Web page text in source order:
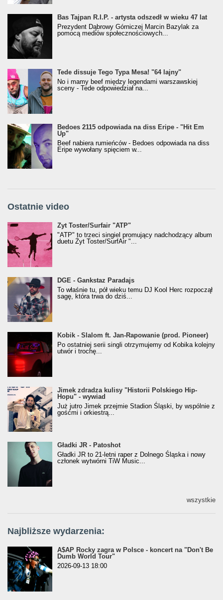
Bas Tajpan R.I.P. - artysta odszedł w wieku 47 lat
Prezydent Dąbrowy Górniczej Marcin Bazylak za
pomocą mediów społecznościowych...
Tede dissuje Tego Typa Mesa! "64 lajny"
No i mamy beef między legendami warszawskiej
sceny - Tede odpowiedział na...
Bedoes 2115 odpowiada na diss Eripe - "Hit Em
Up"
Beef nabiera rumieńców - Bedoes odpowiada na diss
Eripe wywołany spięciem w...
Ostatnie video
Żyt Toster/SurfAir - ATP VIDEO
Żyt Toster/Surfair "ATP"
"ATP" to trzeci singiel promujący nadchodzący album
duetu Żyt Toster/SurfAir "...
donGURALesko z nagrodą za
Klasyczny/Trueschoolowy Album Roku
(Popkillery 2023)
DGE - Gankstaz Paradajs
To właśnie tu, pół wieku temu DJ Kool Herc rozpoczął
sagę, która trwa do dziś...
Kobik - Slalom ft. Jan-Rapowanie (prod. Pioneer)
[Official Music Visualiser]
Kobik - Slalom ft. Jan-Rapowanie (prod. Pioneer)
Po ostatniej serii singli otrzymujemy od Kobika kolejny
utwór i trochę...
Jimek zdradza kulisy "Historii Polskiego Hip-
Hopu" - wywiad
Jimek zdradza kulisy "Historii Polskiego Hip-
Hopu" - wywiad
Już jutro Jimek przejmie Stadion Śląski, by wspólnie z
gośćmi i orkiestrą...
Gładki JR - Patoshot
Gładki JR - Patoshot
Gładki JR to 21-letni raper z Dolnego Śląska i nowy
członek wytwórni TiW Music...
wszystkie
Najbliższe wydarzenia:
A$AP Rocky zagra w Polsce - koncert na "Don't Be
Dumb World Tour"
2026-09-13 18:00